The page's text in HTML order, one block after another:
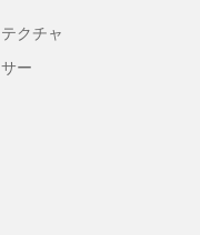
クチャ
ー